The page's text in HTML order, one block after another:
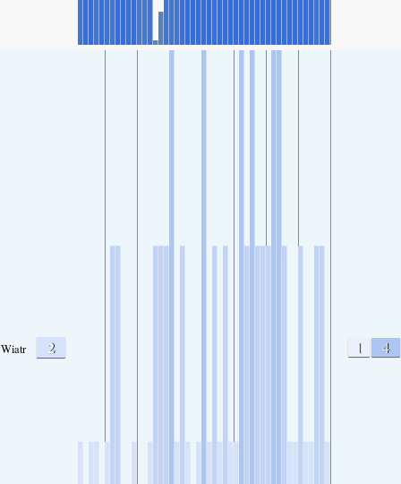
Wiatr 2 1 4